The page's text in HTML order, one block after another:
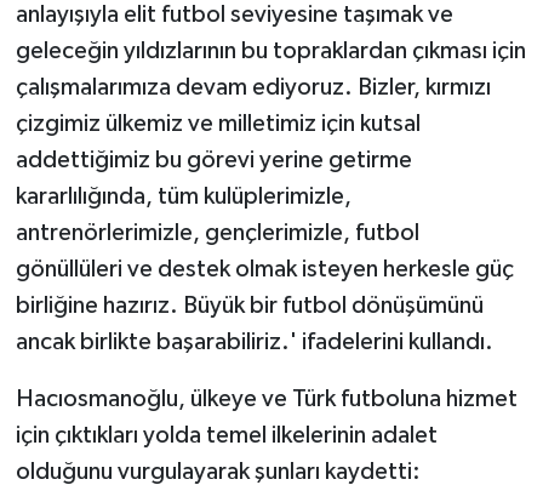
anlayışıyla elit futbol seviyesine taşımak ve
geleceğin yıldızlarının bu topraklardan çıkması için
çalışmalarımıza devam ediyoruz. Bizler, kırmızı
çizgimiz ülkemiz ve milletimiz için kutsal
addettiğimiz bu görevi yerine getirme
kararlılığında, tüm kulüplerimizle,
antrenörlerimizle, gençlerimizle, futbol
gönüllüleri ve destek olmak isteyen herkesle güç
birliğine hazırız. Büyük bir futbol dönüşümünü
ancak birlikte başarabiliriz.' ifadelerini kullandı.
Hacıosmanoğlu, ülkeye ve Türk futboluna hizmet
için çıktıkları yolda temel ilkelerinin adalet
olduğunu vurgulayarak şunları kaydetti: